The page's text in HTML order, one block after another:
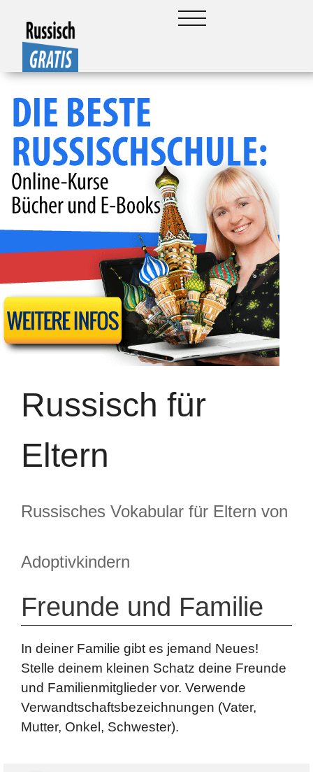
Russisch für
Eltern
Russisches Vokabular für Eltern von
Adoptivkindern
Freunde und Familie
In deiner Familie gibt es jemand Neues!
Stelle deinem kleinen Schatz deine Freunde
und Familienmitglieder vor. Verwende
Verwandtschaftsbezeichnungen (Vater,
Mutter, Onkel, Schwester).